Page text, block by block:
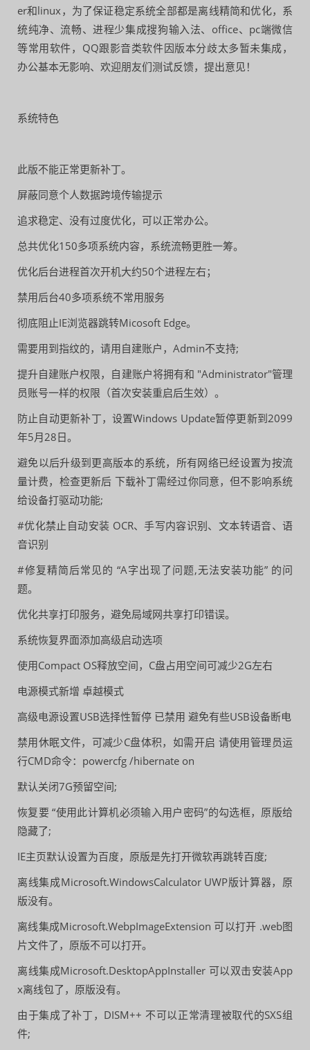
er和linux，为了保证稳定系统全部都是离线精简和优化，系
统纯净、流畅、进程少集成搜狗输入法、office、pc端微信
等常用软件，QQ跟影音类软件因版本分歧太多暂未集成，
办公基本无影响、欢迎朋友们测试反馈，提出意见！
系统特色
此版不能正常更新补丁。
屏蔽同意个人数据跨境传输提示
追求稳定、没有过度优化，可以正常办公。
总共优化150多项系统内容，系统流畅更胜一筹。
优化后台进程首次开机大约50个进程左右；
禁用后台40多项系统不常用服务
彻底阻止IE浏览器跳转Micosoft Edge。
需要用到指纹的，请用自建账户，Admin不支持;
提升自建账户权限，自建账户将拥有和 "Administrator"管理
员账号一样的权限（首次安装重启后生效）。
防止自动更新补丁，设置Windows Update暂停更新到2099
年5月28日。
避免以后升级到更高版本的系统，所有网络已经设置为按流
量计费，检查更新后 下载补丁需经过你同意，但不影响系统
给设备打驱动功能;
#优化禁止自动安装 OCR、手写内容识别、文本转语音、语
音识别
#修复精简后常见的 “A字出现了问题,无法安装功能” 的问
题。
优化共享打印服务，避免局域网共享打印错误。
系统恢复界面添加高级启动选项
使用Compact OS释放空间，C盘占用空间可减少2G左右
电源模式新增 卓越模式
高级电源设置USB选择性暂停 已禁用 避免有些USB设备断电
禁用休眠文件，可减少C盘体积，如需开启 请使用管理员运
行CMD命令：powercfg /hibernate on
默认关闭7G预留空间;
恢复要 “使用此计算机必须输入用户密码”的勾选框，原版给
隐藏了;
IE主页默认设置为百度，原版是先打开微软再跳转百度;
离线集成Microsoft.WindowsCalculator UWP版计算器，原
版没有。
离线集成Microsoft.WebpImageExtension 可以打开 .web图
片文件了，原版不可以打开。
离线集成Microsoft.DesktopAppInstaller 可以双击安装App
x离线包了，原版没有。
由于集成了补丁，DISM++ 不可以正常清理被取代的SXS组
件;